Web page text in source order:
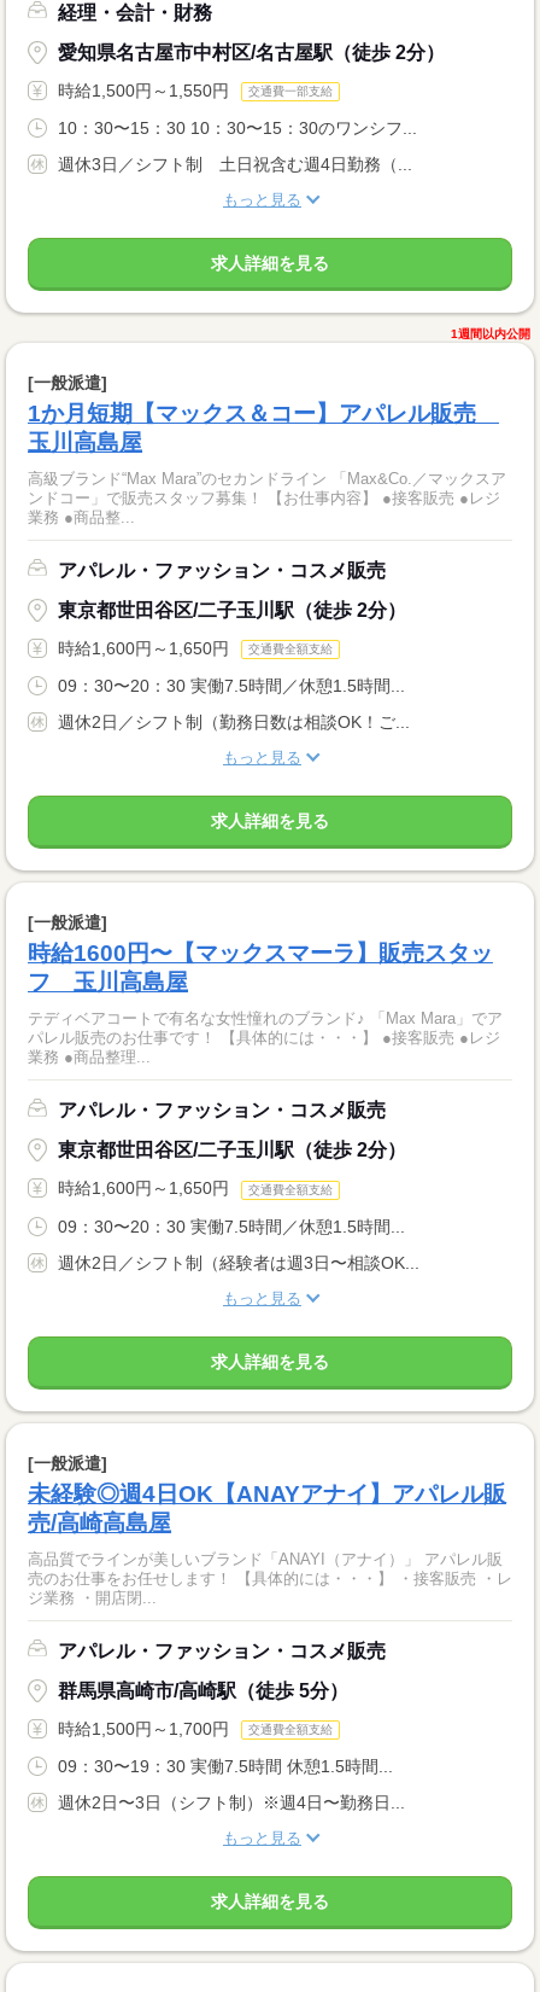
経理・会計・財務
愛知県名古屋市中村区/名古屋駅（徒歩 2分）
時給1,500円～1,550円 交通費一部支給
10：30〜15：30 10：30〜15：30のワンシフ...
週休3日／シフト制 土日祝含む週4日勤務（...
もっと見る
求人詳細を見る
1週間以内公開
[一般派遣]
1か月短期【マックス＆コー】アパレル販売
玉川高島屋
高級ブランド“Max Mara”のセカンドライン 「Max&Co.／マックスア
ンドコー」で販売スタッフ募集！ 【お仕事内容】 ●接客販売 ●レジ
業務 ●商品整...
アパレル・ファッション・コスメ販売
東京都世田谷区/二子玉川駅（徒歩 2分）
時給1,600円～1,650円 交通費全額支給
09：30〜20：30 実働7.5時間／休憩1.5時間...
週休2日／シフト制（勤務日数は相談OK！ご...
もっと見る
求人詳細を見る
[一般派遣]
時給1600円〜【マックスマーラ】販売スタッ
フ 玉川高島屋
テディベアコートで有名な女性憧れのブランド♪ 「Max Mara」でア
パレル販売のお仕事です！ 【具体的には・・・】 ●接客販売 ●レジ
業務 ●商品整理...
アパレル・ファッション・コスメ販売
東京都世田谷区/二子玉川駅（徒歩 2分）
時給1,600円～1,650円 交通費全額支給
09：30〜20：30 実働7.5時間／休憩1.5時間...
週休2日／シフト制（経験者は週3日〜相談OK...
もっと見る
求人詳細を見る
[一般派遣]
未経験◎週4日OK【ANAYアナイ】アパレル販
売/高崎高島屋
高品質でラインが美しいブランド「ANAYI（アナイ）」 アパレル販
売のお仕事をお任せします！ 【具体的には・・・】 ・接客販売 ・レ
ジ業務 ・開店閉...
アパレル・ファッション・コスメ販売
群馬県高崎市/高崎駅（徒歩 5分）
時給1,500円～1,700円 交通費全額支給
09：30〜19：30 実働7.5時間 休憩1.5時間...
週休2日〜3日（シフト制）※週4日〜勤務日...
もっと見る
求人詳細を見る